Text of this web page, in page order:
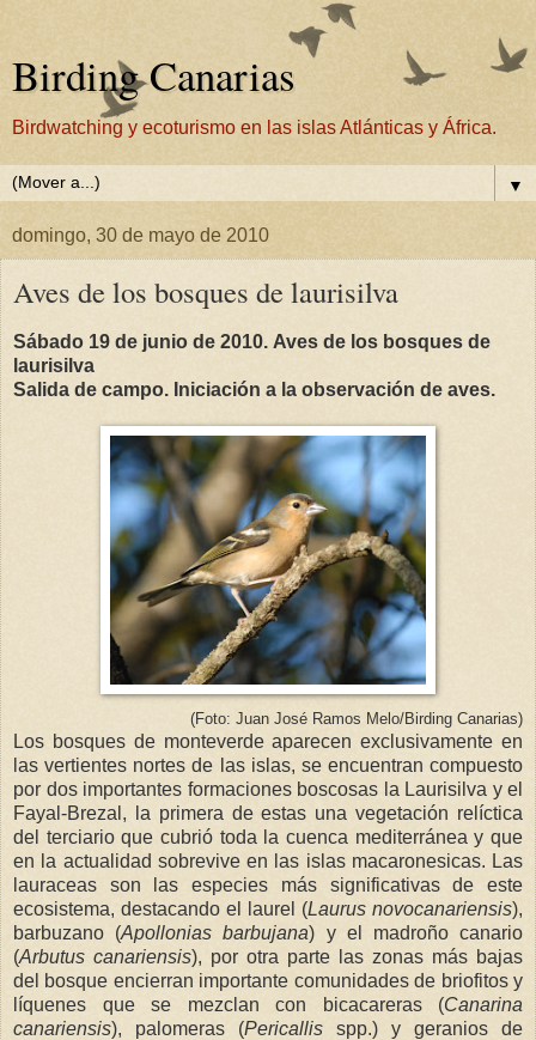
Birding Canarias
Birdwatching y ecoturismo en las islas Atlánticas y África.
▼
domingo, 30 de mayo de 2010
Aves de los bosques de laurisilva
Sábado 19 de junio de 2010. Aves de los bosques de
laurisilva
Salida de campo. Iniciación a la observación de aves.
(Foto: Juan José Ramos Melo/Birding Canarias)
Los bosques de monteverde aparecen exclusivamente en
las vertientes nortes de las islas, se encuentran compuesto
por dos importantes formaciones boscosas la Laurisilva y el
Fayal-Brezal, la primera de estas una vegetación relíctica
del terciario que cubrió toda la cuenca mediterránea y que
en la actualidad sobrevive en las islas macaronesicas. Las
lauraceas son las especies más significativas de este
ecosistema, destacando el laurel (Laurus novocanariensis),
barbuzano (Apollonias barbujana) y el madroño canario
(Arbutus canariensis), por otra parte las zonas más bajas
del bosque encierran importante comunidades de briofitos y
líquenes que se mezclan con bicacareras (Canarina
canariensis), palomeras (Pericallis spp.) y geranios de